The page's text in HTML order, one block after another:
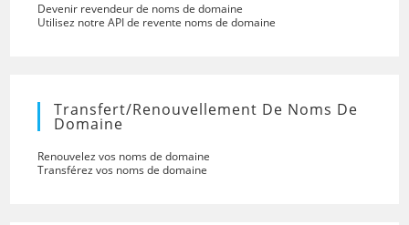
Devenir revendeur de noms de domaine
Utilisez notre API de revente noms de domaine
Transfert/renouvellement De Noms De
Domaine
Renouvelez vos noms de domaine
Transférez vos noms de domaine